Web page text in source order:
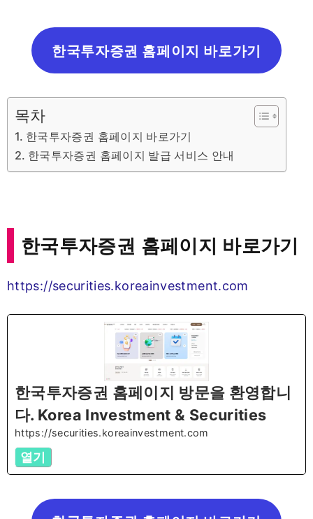
한국투자증권 홈페이지 바로가기
목차
한국투자증권 홈페이지 바로가기
한국투자증권 홈페이지 발급 서비스 안내
한국투자증권 홈페이지 바로가기
https://securities.koreainvestment.com
한국투자증권 홈페이지 방문을 환영합니
다. Korea Investment & Securities
https://securities.koreainvestment.com
열기